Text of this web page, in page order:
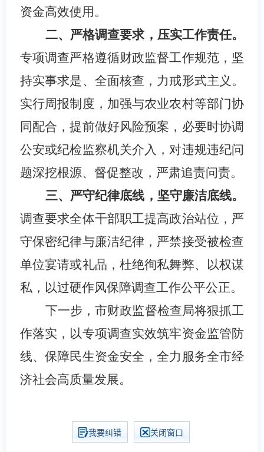
资金高效使用。
二、严格调查要求，压实工作责任。
专项调查严格遵循财政监督工作规范，坚
持实事求是、全面核查，力戒形式主义。
实行周报制度，加强与农业农村等部门协
同配合，提前做好风险预案，必要时协调
公安或纪检监察机关介入，对违规违纪问
题深挖根源、督促整改，严肃追责问责。
三、严守纪律底线，坚守廉洁底线。
调查要求全体干部职工提高政治站位，严
守保密纪律与廉洁纪律，严禁接受被检查
单位宴请或礼品，杜绝徇私舞弊、以权谋
私，以过硬作风保障调查工作公平公正。
下一步，市财政监督检查局将狠抓工
作落实，以专项调查实效筑牢资金监管防
线、保障民生资金安全，全力服务全市经
济社会高质量发展。
我要纠错 关闭窗口